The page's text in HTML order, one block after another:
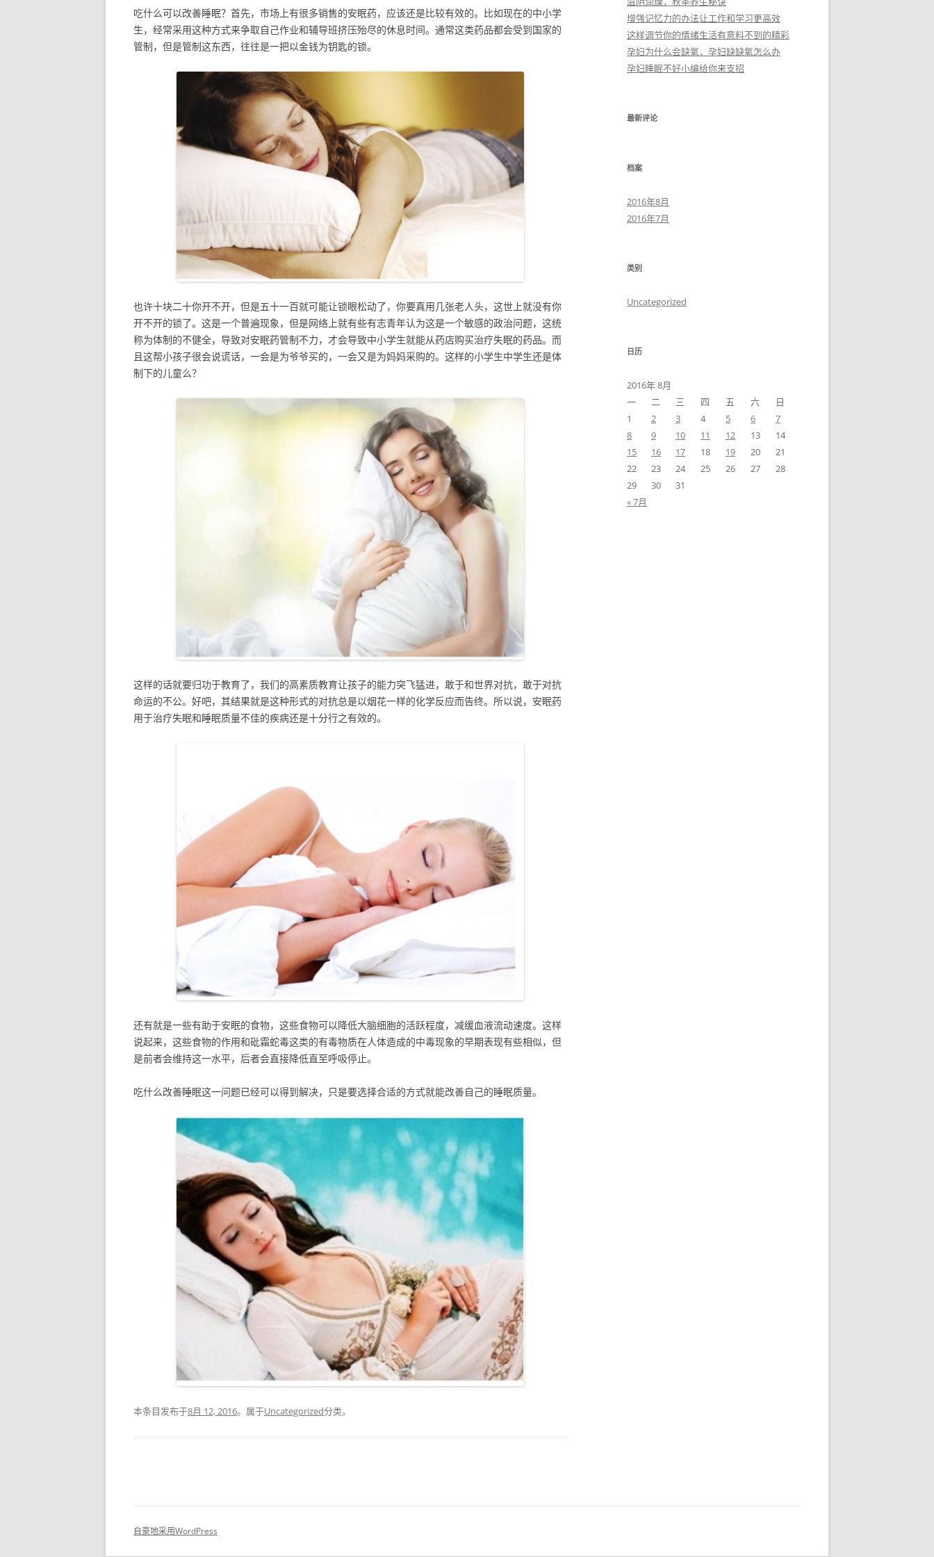
吃什么可以改善睡眠？首先，市场上有很多销售的安眠药，应该还是比较有效的。比如现在的中小学
生，经常采用这种方式来争取自己作业和辅导班挤压殆尽的休息时间。通常这类药品都会受到国家的
管制，但是管制这东西，往往是一把以金钱为钥匙的锁。
也许十块二十你开不开，但是五十一百就可能让锁眼松动了，你要真用几张老人头，这世上就没有你
开不开的锁了。这是一个普遍现象，但是网络上就有些有志青年认为这是一个敏感的政治问题，这统
称为体制的不健全，导致对安眠药管制不力，才会导致中小学生就能从药店购买治疗失眠的药品。而
且这帮小孩子很会说谎话，一会是为爷爷买的，一会又是为妈妈采购的。这样的小学生中学生还是体
制下的儿童么？
这样的话就要归功于教育了，我们的高素质教育让孩子的能力突飞猛进，敢于和世界对抗，敢于对抗
命运的不公。好吧，其结果就是这种形式的对抗总是以烟花一样的化学反应而告终。所以说，安眠药
用于治疗失眠和睡眠质量不佳的疾病还是十分行之有效的。
还有就是一些有助于安眠的食物，这些食物可以降低大脑细胞的活跃程度，减缓血液流动速度。这样
说起来，这些食物的作用和砒霜蛇毒这类的有毒物质在人体造成的中毒现象的早期表现有些相似，但
是前者会维持这一水平，后者会直接降低直至呼吸停止。
吃什么改善睡眠这一问题已经可以得到解决，只是要选择合适的方式就能改善自己的睡眠质量。
本条目发布于8月 12, 2016。属于Uncategorized分类。
增强记忆力的办法让工作和学习更高效
这样调节你的情绪生活有意料不到的精彩
孕妇为什么会缺氧，孕妇缺缺氧怎么办
孕妇睡眠不好小编给你来支招
最新评论
档案
2016年8月
2016年7月
类别
Uncategorized
日历
2016年 8月
一
二 三 四 五 六
日
1
2 3 4 5 6
7
8
9 10 11 12 13
14
15
16 17 18 19 20
21
22
23 24 25 26 27
28
29
30
31
« 7月
自豪地采用WordPress